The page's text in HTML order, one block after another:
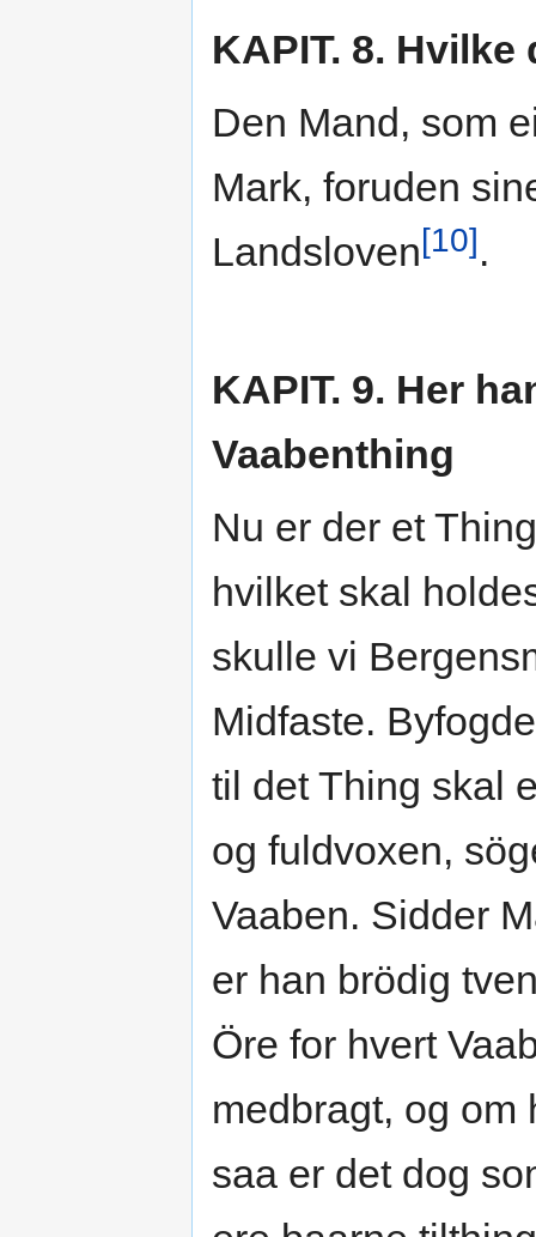
KAPIT. 8.
Den Mand, som
Mark, foruden
Landsloven[10].
KAPIT. 9. Her
Vaabenthing
Nu er der et
hvilket skal
skulle vi
Midfaste.
til det Thing skal
og fuldvoxen,
Vaaben. Sidder
er han brödig
Öre for hvert
medbragt, og om
saa er det dog